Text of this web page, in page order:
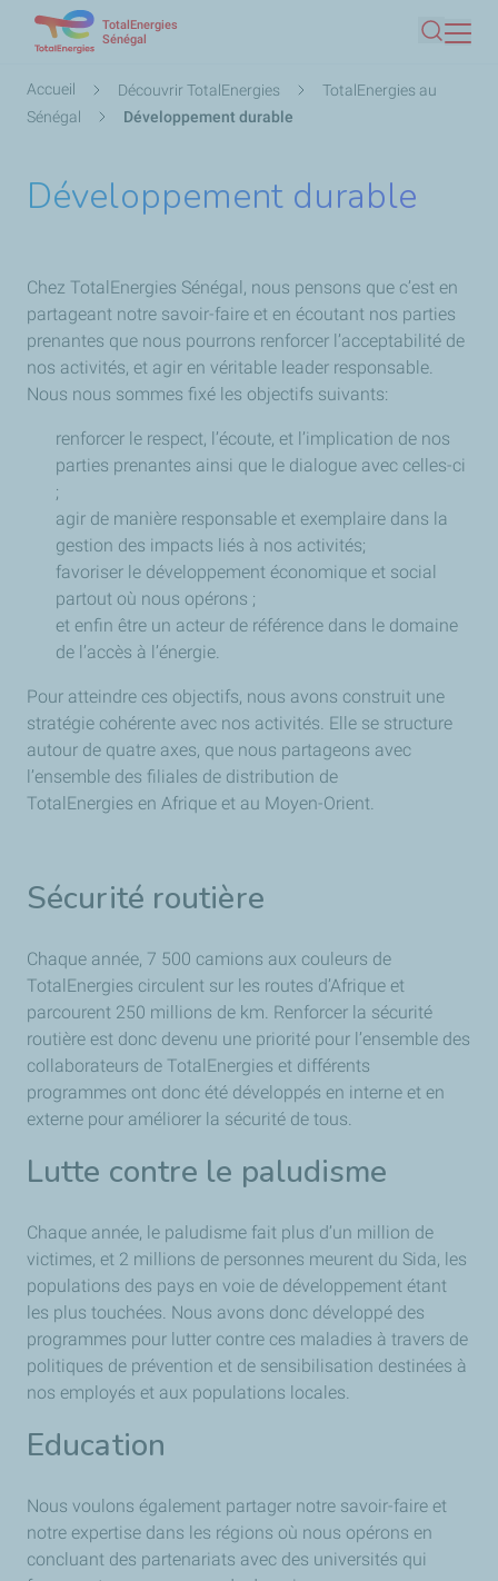
contenu
principal
TotalEnergies
Sénégal
Fil
d'Ariane
Accueil Découvrir TotalEnergies
TotalEnergies au
Sénégal
Développement durable
Développement durable
Chez TotalEnergies Sénégal, nous pensons que c’est en
partageant notre savoir-faire et en écoutant nos parties
prenantes que nous pourrons renforcer l’acceptabilité de
nos activités, et agir en véritable leader responsable.
Nous nous sommes fixé les objectifs suivants:
renforcer le respect, l’écoute, et l’implication de nos
parties prenantes ainsi que le dialogue avec celles-ci
;
agir de manière responsable et exemplaire dans la
gestion des impacts liés à nos activités;
favoriser le développement économique et social
partout où nous opérons ;
et enfin être un acteur de référence dans le domaine
de l’accès à l’énergie.
Pour atteindre ces objectifs, nous avons construit une
stratégie cohérente avec nos activités. Elle se structure
autour de quatre axes, que nous partageons avec
l’ensemble des filiales de distribution de
TotalEnergies en Afrique et au Moyen-Orient.
Sécurité routière
Chaque année, 7 500 camions aux couleurs de
TotalEnergies circulent sur les routes d’Afrique et
parcourent 250 millions de km. Renforcer la sécurité
routière est donc devenu une priorité pour l’ensemble des
collaborateurs de TotalEnergies et différents
programmes ont donc été développés en interne et en
externe pour améliorer la sécurité de tous.
Lutte contre le paludisme
Chaque année, le paludisme fait plus d’un million de
victimes, et 2 millions de personnes meurent du Sida, les
populations des pays en voie de développement étant
les plus touchées. Nous avons donc développé des
programmes pour lutter contre ces maladies à travers de
politiques de prévention et de sensibilisation destinées à
nos employés et aux populations locales.
Education
Nous voulons également partager notre savoir-faire et
notre expertise dans les régions où nous opérons en
concluant des partenariats avec des universités qui